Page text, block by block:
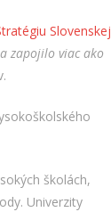
Slovenskej
zapojilo viac ako
školách,
Univerzity